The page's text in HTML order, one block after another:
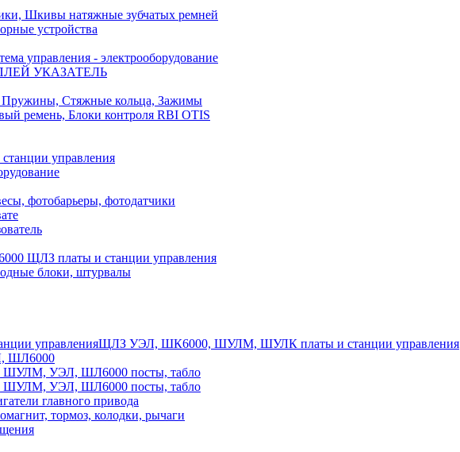
Шкивы натяжные зубчатых ремней
устройства
управления - электрооборудование
УКАЗАТЕЛЬ
Пружины, Стяжные кольца, Зажимы
ремень, Блоки контроля RBI OTIS
управления
фотобарьеры, фотодатчики
ЩЛЗ платы и станции управления
блоки, штурвалы
ЩЛЗ УЭЛ, ШК6000, ШУЛМ, ШУЛК платы и станции управления
ШЛ6000
УЭЛ, ШЛ6000 посты, табло
УЭЛ, ШЛ6000 посты, табло
главного привода
тормоз, колодки, рычаги